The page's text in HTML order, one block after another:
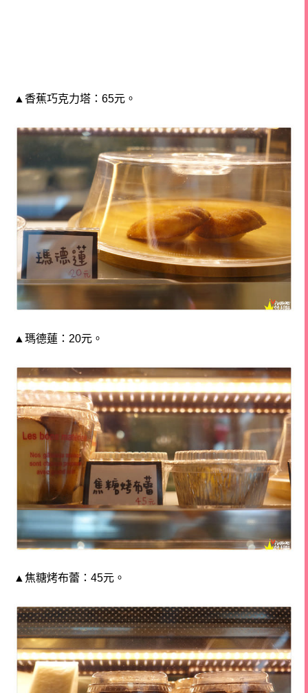
▲香蕉巧克力塔：65元。
▲瑪德蓮：20元。
▲焦糖烤布蕾：45元。